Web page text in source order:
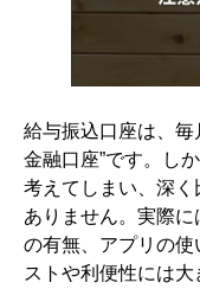
3-3. 最近のメガ
4. 給与振込口座に
4-2. メリット｜
4-3. デメリット
4-4. デメリット
5. メガバンクを選
5-1. メリット｜
給与振込口座は、毎
金融口座”です。し
考えてしまい、深く
ありません。実際
の有無、アプリの使
ストや利便性には